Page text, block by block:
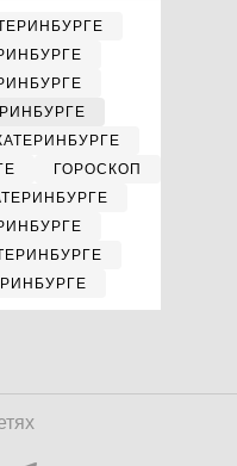
ГОРОСКОП